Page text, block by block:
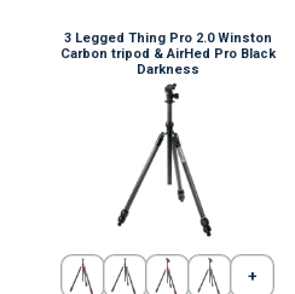
3 Legged Thing Pro 2.0 Winston
Carbon tripod & AirHed Pro Black
Darkness